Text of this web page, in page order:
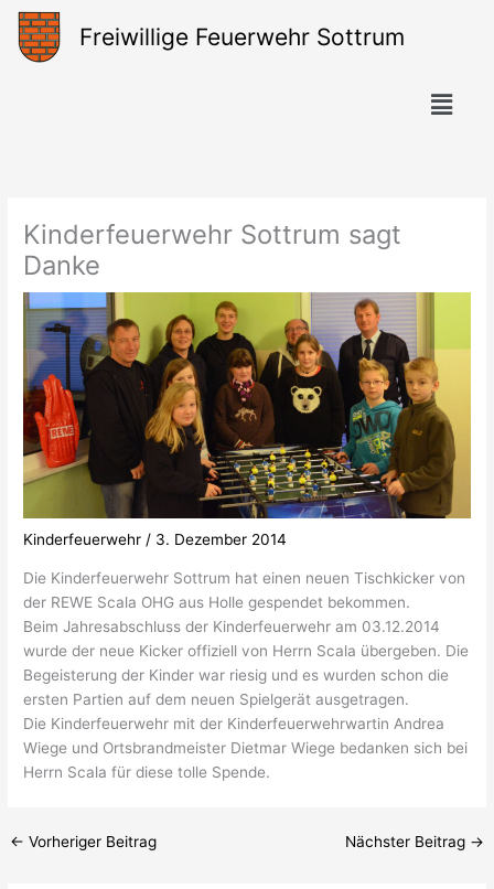
Zum
Inhalt
springen
Freiwillige Feuerwehr Sottrum
Menü
Kinderfeuerwehr Sottrum sagt
Danke
Kinderfeuerwehr / 3. Dezember 2014
Die Kinderfeuerwehr Sottrum hat einen neuen Tischkicker von
der REWE Scala OHG aus Holle gespendet bekommen.
Beim Jahresabschluss der Kinderfeuerwehr am 03.12.2014
wurde der neue Kicker offiziell von Herrn Scala übergeben. Die
Begeisterung der Kinder war riesig und es wurden schon die
ersten Partien auf dem neuen Spielgerät ausgetragen.
Die Kinderfeuerwehr mit der Kinderfeuerwehrwartin Andrea
Wiege und Ortsbrandmeister Dietmar Wiege bedanken sich bei
Herrn Scala für diese tolle Spende.
← Vorheriger Beitrag Nächster Beitrag →